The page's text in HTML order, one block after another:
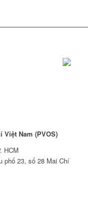
Việt Nam (PVOS)
HCM
phố 23, số 28 Mai Chí